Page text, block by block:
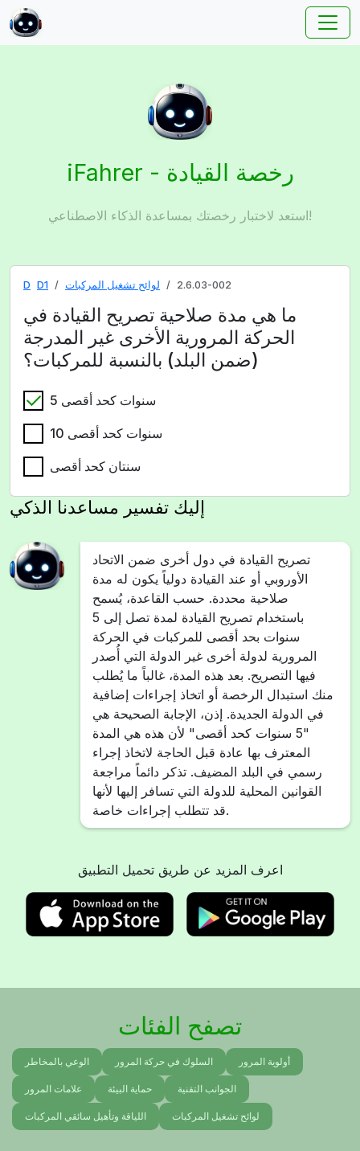
iFahrer - رخصة القيادة
استعد لاختبار رخصتك بمساعدة الذكاء الاصطناعي!
D D1 لوائح تشغيل المركبات 2.6.03-002
ما هي مدة صلاحية تصريح القيادة في
الحركة المرورية الأخرى غير المدرجة
(ضمن البلد) بالنسبة للمركبات؟
5 سنوات كحد أقصى
10 سنوات كحد أقصى
سنتان كحد أقصى
إليك تفسير مساعدنا الذكي
تصريح القيادة في دول أخرى ضمن الاتحاد
الأوروبي أو عند القيادة دولياً يكون له مدة
صلاحية محددة. حسب القاعدة، يُسمح
باستخدام تصريح القيادة لمدة تصل إلى 5
سنوات بحد أقصى للمركبات في الحركة
المرورية لدولة أخرى غير الدولة التي أُصدر
فيها التصريح. بعد هذه المدة، غالباً ما يُطلب
منك استبدال الرخصة أو اتخاذ إجراءات إضافية
في الدولة الجديدة. إذن، الإجابة الصحيحة هي
"5 سنوات كحد أقصى" لأن هذه هي المدة
المعترف بها عادة قبل الحاجة لاتخاذ إجراء
رسمي في البلد المضيف. تذكر دائماً مراجعة
القوانين المحلية للدولة التي تسافر إليها لأنها
قد تتطلب إجراءات خاصة.
اعرف المزيد عن طريق تحميل التطبيق
تصفح الفئات
الوعي بالمخاطر السلوك في حركة المرور أولوية المرور
علامات المرور حماية البيئة الجوانب التقنية
اللياقة وتأهيل سائقي المركبات لوائح تشغيل المركبات